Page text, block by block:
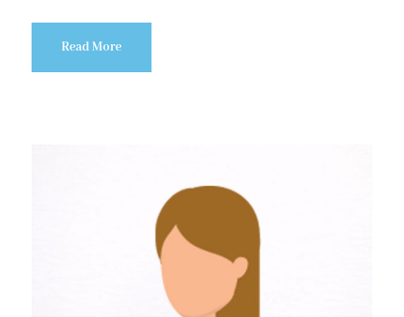
Read More